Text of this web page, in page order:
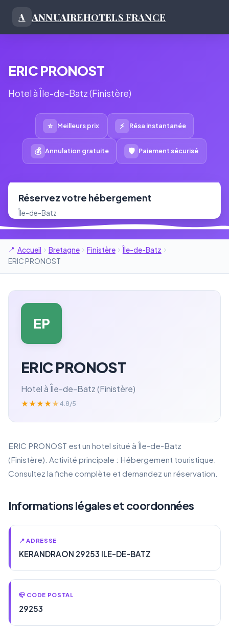
A ANNUAIREHOTELS FRANCE
ERIC PRONOST
Hotel à Île-de-Batz (Finistère)
⭐ Meilleurs prix ⚡ Résa instantanée
💰 Annulation gratuite 🛡 Paiement sécurisé
Réservez votre hébergement
Île-de-Batz
Accueil Bretagne Finistère
Île-de-Batz
ERIC PRONOST
EP
ERIC PRONOST
Hotel à Île-de-Batz (Finistère)
★★★★★ 4.8/5
ERIC PRONOST est un hotel situé à Île-de-Batz
(Finistère). Activité principale : Hébergement touristique.
Consultez la fiche complète et demandez un réservation.
Informations légales et coordonnées
📍 ADRESSE
KERANDRAON 29253 ILE-DE-BATZ
📪 CODE POSTAL
29253